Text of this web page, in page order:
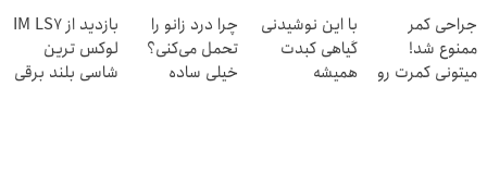
کنی! 👈🏻
پرسش‌نامه
جراحی کمر
ممنوع شد!
میتونی کمرت رو
با این نوشیدنی
گیاهی کبدت
همیشه
چرا درد زانو را
تحمل می‌کنی؟
خیلی ساده
بازدید از IM LS7
لوکس ترین
شاسی بلند برقی